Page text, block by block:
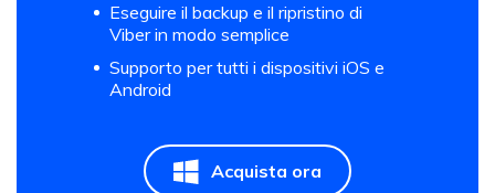
Eseguire il backup e il ripristino di
Viber in modo semplice
Supporto per tutti i dispositivi iOS e
Android
Acquista ora